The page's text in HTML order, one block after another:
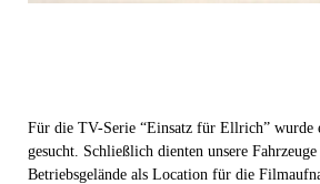
Für die TV-Serie “Einsatz für Ellrich” wurde
gesucht. Schließlich dienten unsere Fahrzeuge
Betriebsgelände als Location für die